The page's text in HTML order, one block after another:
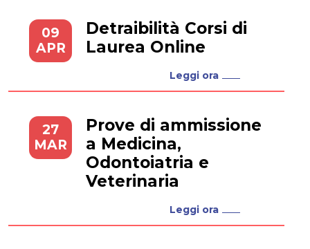
09
APR
Detraibilità Corsi di
Laurea Online
Leggi ora
27
MAR
Prove di ammissione
a Medicina,
Odontoiatria e
Veterinaria
Leggi ora